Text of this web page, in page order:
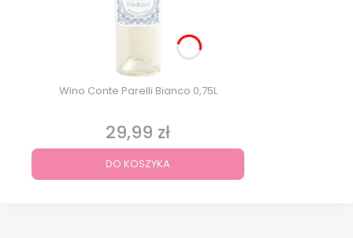
Wino Conte Parelli Bianco 0,75L
Cena
29,99 zł
DO KOSZYKA